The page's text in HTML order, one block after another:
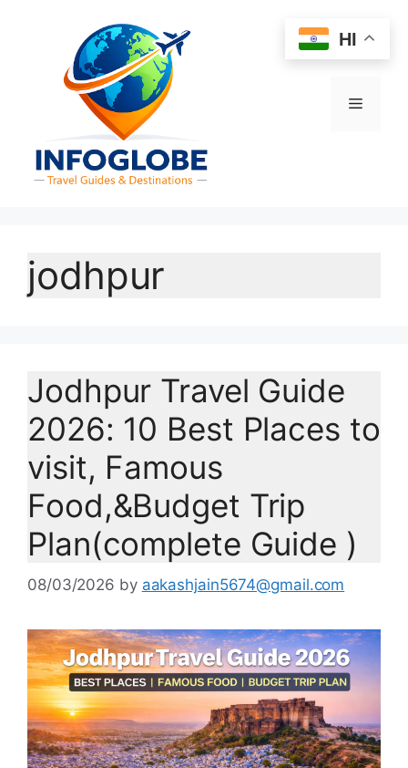
Menu
jodhpur
Jodhpur Travel Guide
2026: 10 Best Places to
visit, Famous
Food,&Budget Trip
Plan(complete Guide )
08/03/2026 by aakashjain5674@gmail.com
HI